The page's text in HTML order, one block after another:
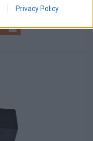
Privacy Policy